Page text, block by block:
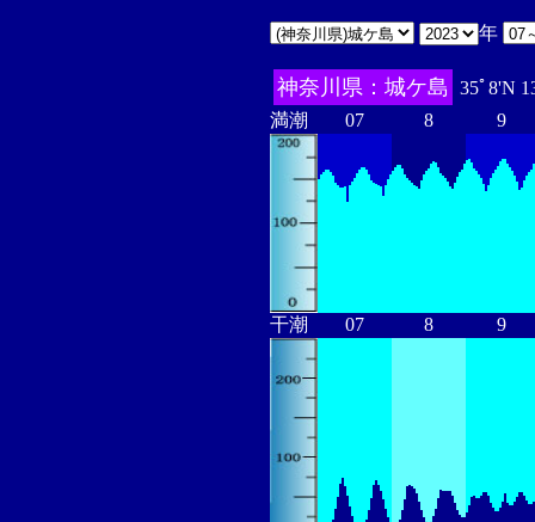
年
神奈川県：城ケ島
35ﾟ8'N
満潮
07 8 9
干潮 07 8 9